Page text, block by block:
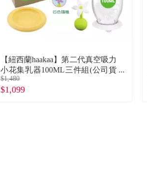
【紐西蘭haakaa】第二代真空吸力
小花集乳器100ML三件組(公司貨
集乳瓶100ML*1+防塵蓋*1+隨機
小花塞*1)
$1,480
$1,099